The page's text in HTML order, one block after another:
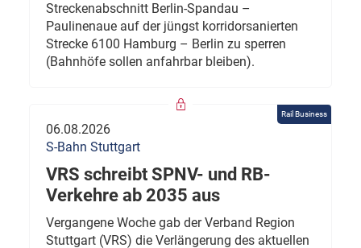
Streckenabschnitt Berlin-Spandau –
Paulinenaue auf der jüngst korridorsanierten
Strecke 6100 Hamburg – Berlin zu sperren
(Bahnhöfe sollen anfahrbar bleiben).
Rail Business
06.08.2026
S-Bahn Stuttgart
VRS schreibt SPNV- und RB-
Verkehre ab 2035 aus
Vergangene Woche gab der Verband Region
Stuttgart (VRS) die Verlängerung des aktuellen